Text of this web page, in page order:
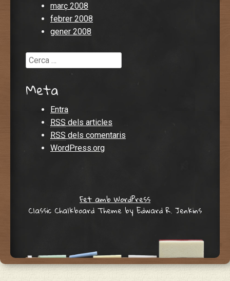
març 2008
febrer 2008
gener 2008
Cerca
Meta
Entra
RSS dels articles
RSS dels comentaris
WordPress.org
Fet amb WordPress
Classic Chalkboard Theme by Edward R. Jenkins